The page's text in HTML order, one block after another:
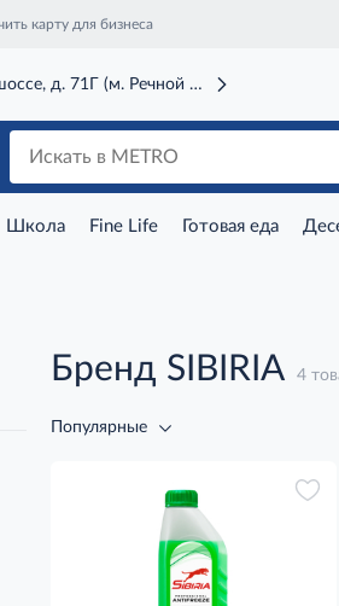
карту для бизнеса
д. 71Г (м. Речной вокзал)
Школа Fine Life Готовая еда
Бренд SIBIRIA 4
Популярные